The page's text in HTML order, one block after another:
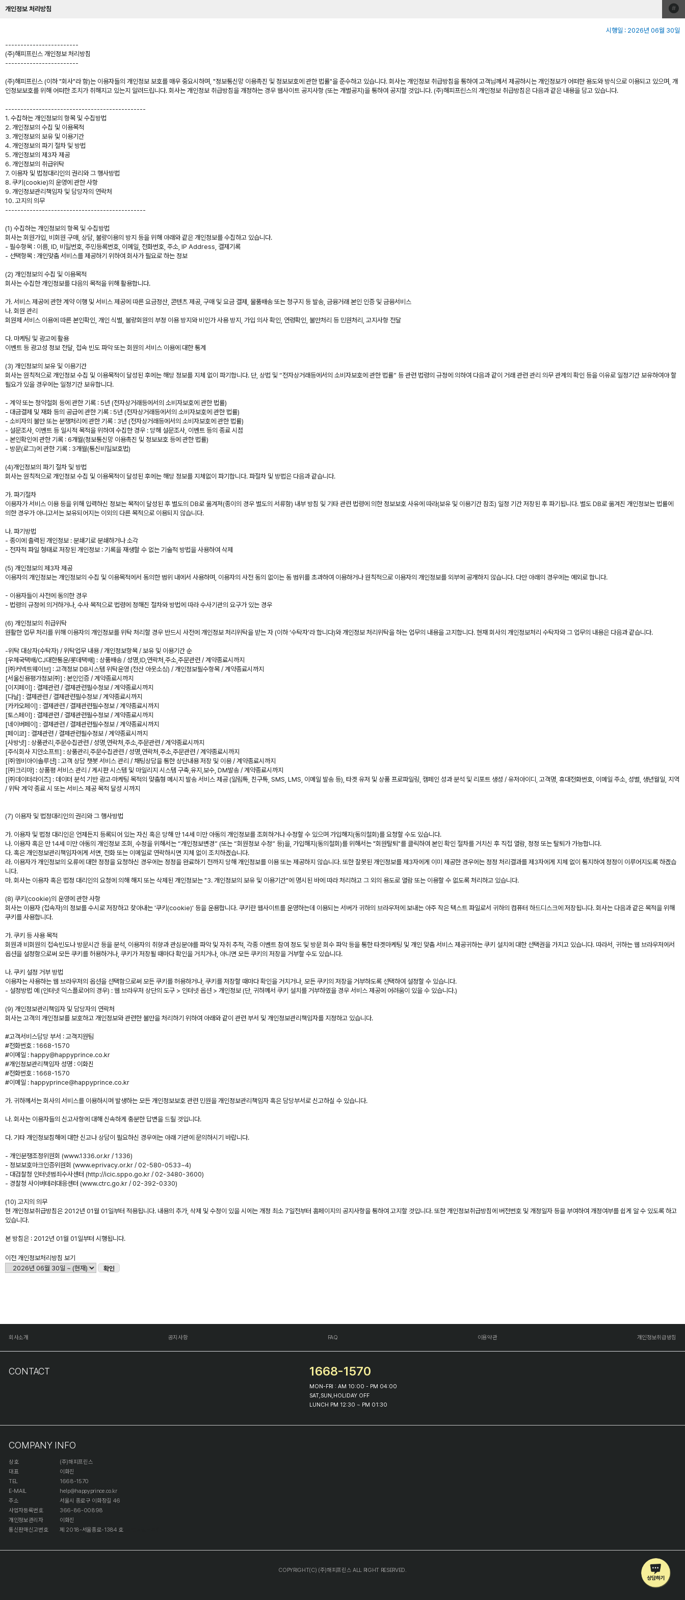
개인정보 처리방침
시행일 : 2026년 06월 30일
------------------------
(주)해피프린스 개인정보 처리방침
------------------------
(주)해피프린스 (이하 "회사"라 함)는 이용자들의 개인정보 보호를 매우 중요시하며, "정보통신망 이용촉진 및 정보보호에 관한 법률"을 준수하고 있습니다. 회사는 개인정보 취급방침을 통하여 고객님께서 제공하시는 개인정보가 어떠한 용도와 방식으로 이용되고 있으며, 개
인정보보호를 위해 어떠한 조치가 취해지고 있는지 알려드립니다. 회사는 개인정보 취급방침을 개정하는 경우 웹사이트 공지사항 (또는 개별공지)을 통하여 공지할 것입니다. (주)해피프린스의 개인정보 취급방침은 다음과 같은 내용을 담고 있습니다.
----------------------------------------------
1. 수집하는 개인정보의 항목 및 수집방법
2. 개인정보의 수집 및 이용목적
3. 개인정보의 보유 및 이용기간
4. 개인정보의 파기 절차 및 방법
5. 개인정보의 제3자 제공
6. 개인정보의 취급위탁
7. 이용자 및 법정대리인의 권리와 그 행사방법
8. 쿠키(cookie)의 운영에 관한 사항
9. 개인정보관리책임자 및 담당자의 연락처
10. 고지의 의무
----------------------------------------------
(1) 수집하는 개인정보의 항목 및 수집방법
회사는 회원가입, 비회원 구매, 상담, 불량이용의 방지 등을 위해 아래와 같은 개인정보를 수집하고 있습니다.
- 필수항목 : 이름, ID, 비밀번호, 주민등록번호, 이메일, 전화번호, 주소, IP Address, 결제기록
- 선택항목 : 개인맞춤 서비스를 제공하기 위하여 회사가 필요로 하는 정보
(2) 개인정보의 수집 및 이용목적
회사는 수집한 개인정보를 다음의 목적을 위해 활용합니다.
가. 서비스 제공에 관한 계약 이행 및 서비스 제공에 따른 요금정산, 콘텐츠 제공, 구매 및 요금 결제, 물품배송 또는 청구지 등 발송, 금융거래 본인 인증 및 금융서비스
나. 회원 관리
회원제 서비스 이용에 따른 본인확인, 개인 식별, 불량회원의 부정 이용 방지와 비인가 사용 방지, 가입 의사 확인, 연령확인, 불만처리 등 민원처리, 고지사항 전달
다. 마케팅 및 광고에 활용
이벤트 등 광고성 정보 전달, 접속 빈도 파악 또는 회원의 서비스 이용에 대한 통계
(3) 개인정보의 보유 및 이용기간
회사는 원칙적으로 개인정보 수집 및 이용목적이 달성된 후에는 해당 정보를 지체 없이 파기합니다. 단, 상법 및 “전자상거래등에서의 소비자보호에 관한 법률” 등 관련 법령의 규정에 의하여 다음과 같이 거래 관련 관리 의무 관계의 확인 등을 이유로 일정기간 보유하여야 할
필요가 있을 경우에는 일정기간 보유합니다.
- 계약 또는 청약철회 등에 관한 기록 : 5년 (전자상거래등에서의 소비자보호에 관한 법률)
- 대금결제 및 재화 등의 공급에 관한 기록 : 5년 (전자상거래등에서의 소비자보호에 관한 법률)
- 소비자의 불만 또는 분쟁처리에 관한 기록 : 3년 (전자상거래등에서의 소비자보호에 관한 법률)
- 설문조사, 이벤트 등 일시적 목적을 위하여 수집한 경우 : 당해 설문조사, 이벤트 등의 종료 시점
- 본인확인에 관한 기록 : 6개월(정보통신망 이용촉진 및 정보보호 등에 관한 법률)
- 방문(로그)에 관한 기록 : 3개월(통신비밀보호법)
(4)개인정보의 파기 절차 및 방법
회사는 원칙적으로 개인정보 수집 및 이용목적이 달성된 후에는 해당 정보를 지체없이 파기합니다. 파절차 및 방법은 다음과 같습니다.
가. 파기절차
이용자가 서비스 이용 등을 위해 입력하신 정보는 목적이 달성된 후 별도의 DB로 옮겨져(종이의 경우 별도의 서류함) 내부 방침 및 기타 관련 법령에 의한 정보보호 사유에 따라(보유 및 이용기간 참조) 일정 기간 저장된 후 파기됩니다. 별도 DB로 옮겨진 개인정보는 법률에
의한 경우가 아니고서는 보유되어지는 이외의 다른 목적으로 이용되지 않습니다.
나. 파기방법
- 종이에 출력된 개인정보 : 분쇄기로 분쇄하거나 소각
- 전자적 파일 형태로 저장된 개인정보 : 기록을 재생할 수 없는 기술적 방법을 사용하여 삭제
(5) 개인정보의 제3자 제공
이용자의 개인정보는 개인정보의 수집 및 이용목적에서 동의한 범위 내에서 사용하며, 이용자의 사전 동의 없이는 동 범위를 초과하여 이용하거나 원칙적으로 이용자의 개인정보를 외부에 공개하지 않습니다. 다만 아래의 경우에는 예외로 합니다.
- 이용자들이 사전에 동의한 경우
- 법령의 규정에 의거하거나, 수사 목적으로 법령에 정해진 절차와 방법에 따라 수사기관의 요구가 있는 경우
(6) 개인정보의 취급위탁
원활한 업무 처리를 위해 이용자의 개인정보를 위탁 처리할 경우 반드시 사전에 개인정보 처리위탁을 받는 자 (이하 ‘수탁자’라 합니다)와 개인정보 처리위탁을 하는 업무의 내용을 고지합니다. 현재 회사의 개인정보처리 수탁자와 그 업무의 내용은 다음과 같습니다.
-위탁 대상자(수탁자) / 위탁업무 내용 / 개인정보항목 / 보유 및 이용기간 순
[우체국택배/CJ대한통운/롯데택배] : 상품배송 / 성명,ID,연락처,주소,주문관련 / 계약종료시까지
[㈜커넥트웨이브] : 고객정보 DB시스템 위탁운영 (전산 아웃소싱) / 개인정보필수항목 / 계약종료시까지
[서울신용평가정보㈜] : 본인인증 / 계약종료시까지
[이지페이] : 결제관련 / 결제관련필수정보 / 계약종료시까지
[다날] : 결제관련 / 결제관련필수정보 / 계약종료시까지
[카카오페이] : 결제관련 / 결제관련필수정보 / 계약종료시까지
[토스페이] : 결제관련 / 결제관련필수정보 / 계약종료시까지
[네이버페이] : 결제관련 / 결제관련필수정보 / 계약종료시까지
[페이코] : 결제관련 / 결제관련필수정보 / 계약종료시까지
[사방넷] : 상품관리,주문수집관련 / 성명,연락처,주소,주문관련 / 계약종료시까지
[주식회사 지안소프트] : 상품관리,주문수집관련 / 성명,연락처,주소,주문관련 / 계약종료시까지
[㈜엠비아이솔루션] : 고객 상담 챗봇 서비스 관리 / 채팅상담을 통한 상단내용 저장 및 이용 / 계약종료시까지
[㈜크리마] : 상품평 서비스 관리 / 게시판 시스템 및 마일리지 시스템 구축,유지,보수, DM발송 / 계약종료시까지
[㈜데이터라이즈] : 데이터 분석 기반 광고·마케팅 목적의 맞춤형 메시지 발송 서비스 제공 (알림톡, 친구톡, SMS, LMS, 이메일 발송 등), 타겟 유저 및 상품 프로파일링, 캠페인 성과 분석 및 리포트 생성 / 유저아이디, 고객명, 휴대전화번호, 이메일 주소, 성별, 생년월일, 지역
/ 위탁 계약 종료 시 또는 서비스 제공 목적 달성 시까지
(7) 이용자 및 법정대리인의 권리와 그 행사방법
가. 이용자 및 법정 대리인은 언제든지 등록되어 있는 자신 혹은 당해 만 14세 미만 아동의 개인정보를 조회하거나 수정할 수 있으며 가입해지(동의철회)를 요청할 수도 있습니다.
나. 이용자 혹은 만 14세 미만 아동의 개인정보 조회, 수정을 위해서는 “개인정보변경” (또는 “회원정보 수정” 등)을, 가입해지(동의철회)를 위해서는 "회원탈퇴"를 클릭하여 본인 확인 절차를 거치신 후 직접 열람, 정정 또는 탈퇴가 가능합니다.
다. 혹은 개인정보관리책임자에게 서면, 전화 또는 이메일로 연락하시면 지체 없이 조치하겠습니다.
라. 이용자가 개인정보의 오류에 대한 정정을 요청하신 경우에는 정정을 완료하기 전까지 당해 개인정보를 이용 또는 제공하지 않습니다. 또한 잘못된 개인정보를 제3자에게 이미 제공한 경우에는 정정 처리결과를 제3자에게 지체 없이 통지하여 정정이 이루어지도록 하겠습
니다.
마. 회사는 이용자 혹은 법정 대리인의 요청에 의해 해지 또는 삭제된 개인정보는 "3. 개인정보의 보유 및 이용기간"에 명시된 바에 따라 처리하고 그 외의 용도로 열람 또는 이용할 수 없도록 처리하고 있습니다.
(8) 쿠키(cookie)의 운영에 관한 사항
회사는 이용자 (접속자)의 정보를 수시로 저장하고 찾아내는 '쿠키(cookie)' 등을 운용합니다. 쿠키란 웹사이트를 운영하는데 이용되는 서버가 귀하의 브라우저에 보내는 아주 작은 텍스트 파일로서 귀하의 컴퓨터 하드디스크에 저장됩니다. 회사는 다음과 같은 목적을 위해
쿠키를 사용합니다.
가. 쿠키 등 사용 목적
회원과 비회원의 접속빈도나 방문시간 등을 분석, 이용자의 취향과 관심분야를 파악 및 자취 추적, 각종 이벤트 참여 정도 및 방문 회수 파악 등을 통한 타겟마케팅 및 개인 맞춤 서비스 제공귀하는 쿠키 설치에 대한 선택권을 가지고 있습니다. 따라서, 귀하는 웹 브라우저에서
옵션을 설정함으로써 모든 쿠키를 허용하거나, 쿠키가 저장될 때마다 확인을 거치거나, 아니면 모든 쿠키의 저장을 거부할 수도 있습니다.
나. 쿠키 설정 거부 방법
이용자는 사용하는 웹 브라우저의 옵션을 선택함으로써 모든 쿠키를 허용하거나, 쿠키를 저장할 때마다 확인을 거치거나, 모든 쿠키의 저장을 거부하도록 선택하여 설정할 수 있습니다.
- 설정방법 예 (인터넷 익스플로어의 경우) : 웹 브라우저 상단의 도구 > 인터넷 옵션 > 개인정보 (단, 귀하께서 쿠키 설치를 거부하였을 경우 서비스 제공에 어려움이 있을 수 있습니다.)
(9) 개인정보관리책임자 및 담당자의 연락처
회사는 고객의 개인정보를 보호하고 개인정보와 관련한 불만을 처리하기 위하여 아래와 같이 관련 부서 및 개인정보관리책임자를 지정하고 있습니다.
#고객서비스담당 부서 : 고객지원팀
#전화번호 : 1668-1570
#이메일 : happy@happyprince.co.kr
#개인정보관리책임자 성명 : 이화진
#전화번호 : 1668-1570
#이메일 : happyprince@happyprince.co.kr
가. 귀하께서는 회사의 서비스를 이용하시며 발생하는 모든 개인정보보호 관련 민원을 개인정보관리책임자 혹은 담당부서로 신고하실 수 있습니다.
나. 회사는 이용자들의 신고사항에 대해 신속하게 충분한 답변을 드릴 것입니다.
다. 기타 개인정보침해에 대한 신고나 상담이 필요하신 경우에는 아래 기관에 문의하시기 바랍니다.
- 개인분쟁조정위원회 (www.1336.or.kr / 1336)
- 정보보호마크인증위원회 (www.eprivacy.or.kr / 02-580-0533~4)
- 대검찰청 인터넷범죄수사센터 (http://icic.sppo.go.kr / 02-3480-3600)
- 경찰청 사이버테러대응센터 (www.ctrc.go.kr / 02-392-0330)
(10) 고지의 의무
현 개인정보취급방침은 2012년 01월 01일부터 적용됩니다. 내용의 추가, 삭제 및 수정이 있을 시에는 개정 최소 7일전부터 홈페이지의 공지사항을 통하여 고지할 것입니다. 또한 개인정보취급방침에 버전번호 및 개정일자 등을 부여하여 개정여부를 쉽게 알 수 있도록 하고
있습니다.
본 방침은 : 2012년 01월 01일부터 시행됩니다.
이전 개인정보처리방침 보기
확인
회사소개 공지사항 FAQ 이용약관 개인정보취급방침
CONTACT 1668-1570
MON-FRI : AM 10:00 - PM 04:00
SAT,SUN,HOLIDAY OFF
LUNCH PM 12:30 ~ PM 01:30
COMPANY INFO
상호
(주)해피프린스
대표
이화진
TEL
1668-1570
E-MAIL
help@happyprince.co.kr
주소
서울시 종로구 이화장길 46
사업자등록번호
366-86-00898
개인정보관리자
이화진
통신판매신고번호
제 2018-서울종로-1384 호
COPYRIGHT(C) (주)해피프린스 ALL RIGHT RESERVED.